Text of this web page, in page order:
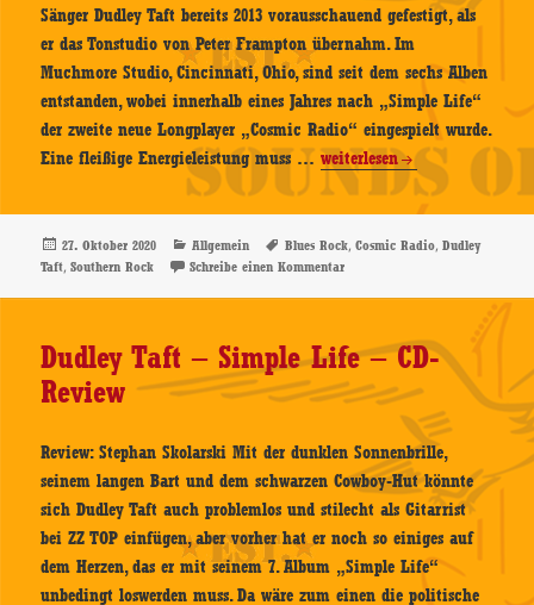
Sänger Dudley Taft bereits 2013 vorausschauend gefestigt, als
er das Tonstudio von Peter Frampton übernahm. Im
Muchmore Studio, Cincinnati, Ohio, sind seit dem sechs Alben
entstanden, wobei innerhalb eines Jahres nach „Simple Life“
der zweite neue Longplayer „Cosmic Radio“ eingespielt wurde.
Eine fleißige Energieleistung muss …Dudley
Taft
–
Cosmic
Radio
–
Review
weiterlesen
Veröffentlicht
am
27. Oktober 2020 Kategorien
Allgemein Schlagwörter
Blues Rock,Cosmic Radio,Dudley
Taft,Southern Rock Schreibe einen Kommentarzu Dudley Taft – Cosmic Radio
Dudley Taft – Simple Life – CD-
Review
Review: Stephan Skolarski Mit der dunklen Sonnenbrille,
seinem langen Bart und dem schwarzen Cowboy-Hut könnte
sich Dudley Taft auch problemlos und stilecht als Gitarrist
bei ZZ TOP einfügen, aber vorher hat er noch so einiges auf
dem Herzen, das er mit seinem 7. Album „Simple Life“
unbedingt loswerden muss. Da wäre zum einen die politische